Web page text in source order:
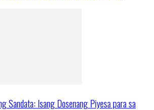
Sandata: Isang Dosenang Piyesa para sa